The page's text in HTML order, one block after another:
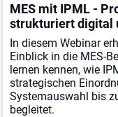
MES mit IPML -
strukturiert digital
In diesem Webinar
Einblick in die MES-
lernen kennen, wie
strategischen
Systemauswahl bis
begleitet.